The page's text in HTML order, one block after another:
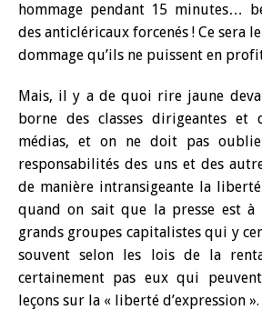
hommage pendant 15 minutes…
des anticléricaux forcenés ! Ce sera
dommage qu’ils ne puissent en
Mais, il y a de quoi rire jaune
borne des classes dirigeantes et
médias, et on ne doit pas
responsabilités des uns et des
de manière intransigeante la liberté
quand on sait que la presse est à
grands groupes capitalistes qui y
souvent selon les lois de la
certainement pas eux qui
leçons sur la « liberté d’expression ».